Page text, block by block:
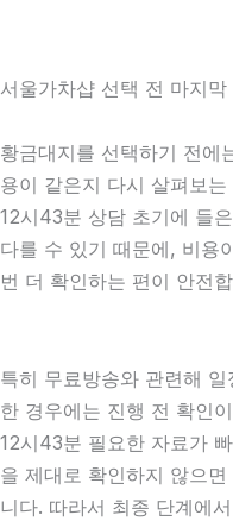
서울가차샵 선택 전 마지막
황금대지를 선택하기 전에
용이 같은지 다시 살펴보
12시43분 상담 초기에 들
다를 수 있기 때문에, 비용
번 더 확인하는 편이 안전
특히 무료방송와 관련해
한 경우에는 진행 전 확인
12시43분 필요한 자료가
을 제대로 확인하지 않으
니다. 따라서 최종 단계에